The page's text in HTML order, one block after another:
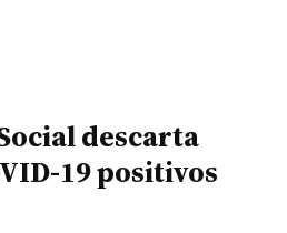
descarta
19 positivos